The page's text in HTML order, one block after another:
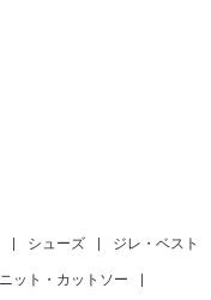
シューズ ジレ・ベスト
ニット・カットソー